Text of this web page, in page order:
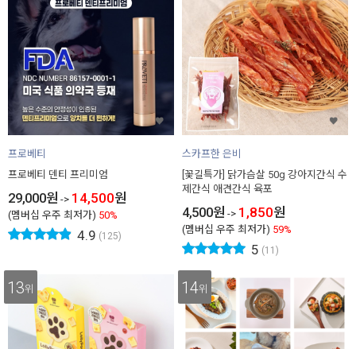
프로베티
프로베티 덴티 프리미엄
29,000원 -> 14,500원
(멤버십 우주 최저가) 50%
4.9 (125)
스카프한 은비
[꽃길특가] 닭가슴살 50g 강아지간식 수
제간식 애견간식 육포
4,500원 -> 1,850원
(멤버십 우주 최저가) 59%
5 (11)
13위 14위